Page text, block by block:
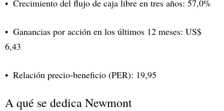
Crecimiento del flujo de caja libre en tres años: 57,0%
Ganancias por acción en los últimos 12 meses: US$
6,43
Relación precio-beneficio (PER): 19,95
A qué se dedica Newmont